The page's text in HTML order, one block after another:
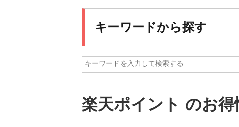
キーワードから探す
楽天ポイント のお得